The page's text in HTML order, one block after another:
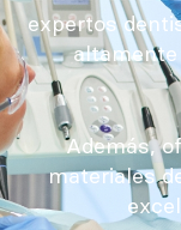
expertos
Además,
materiales